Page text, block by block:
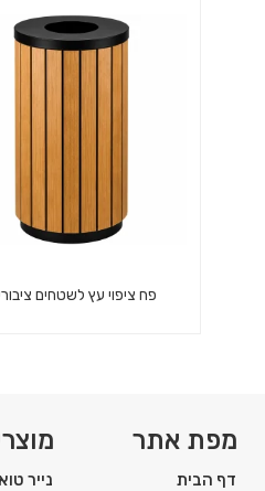
מגב גוף פלסטיק להב סיליקון
פח ציפוי עץ לשטחים
מפת אתר
דף הבית
נייר